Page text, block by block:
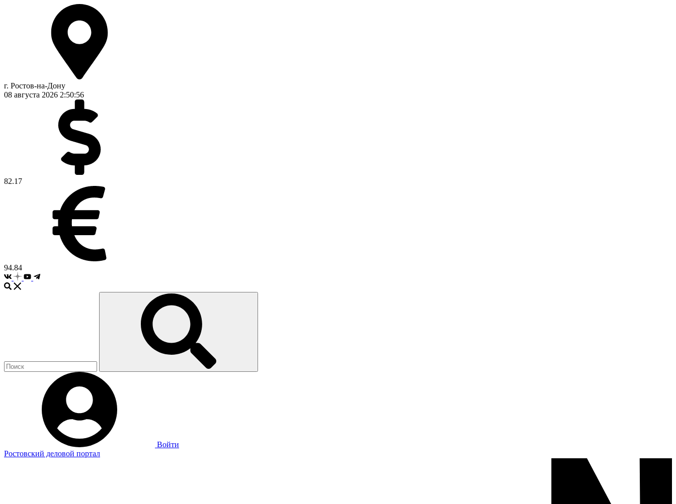
г. Ростов-на-Дону
08 августа 2026 2:50:56
82.17
94.84
Войти
Ростовский деловой портал